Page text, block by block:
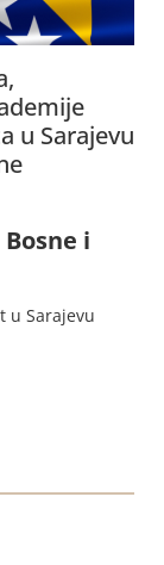
u Sarajevu
i
u Sarajevu